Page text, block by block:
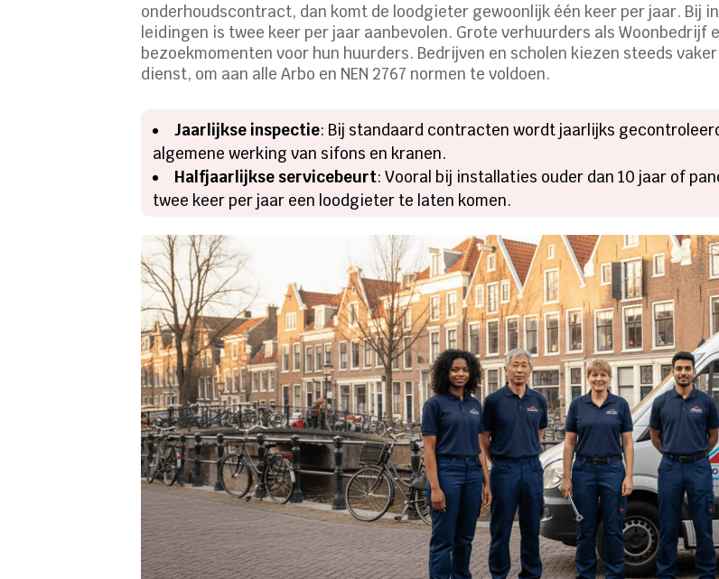
onderhoudscontract, dan komt de loodgieter gewoonlijk één keer per jaar. Bij
leidingen is twee keer per jaar aanbevolen. Grote verhuurders als
bezoekmomenten voor hun huurders. Bedrijven en scholen kiezen steeds
dienst, om aan alle Arbo en NEN 2767 normen te voldoen.
Jaarlijkse inspectie: Bij standaard contracten wordt jaarlijks
algemene werking van sifons en kranen.
Halfjaarlijkse servicebeurt: Vooral bij installaties ouder dan 10 jaar of
twee keer per jaar een loodgieter te laten komen.